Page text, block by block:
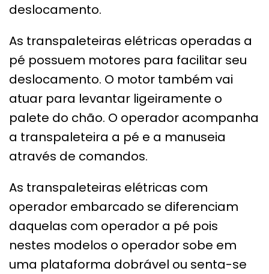
deslocamento.
As transpaleteiras elétricas operadas a
pé possuem motores para facilitar seu
deslocamento. O motor também vai
atuar para levantar ligeiramente o
palete do chão. O operador acompanha
a transpaleteira a pé e a manuseia
através de comandos.
As transpaleteiras elétricas com
operador embarcado se diferenciam
daquelas com operador a pé pois
nestes modelos o operador sobe em
uma plataforma dobrável ou senta-se